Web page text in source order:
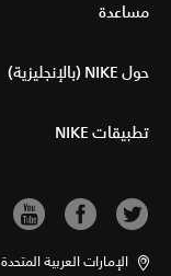
مساعدة
حول NIKE (بالإنجليزية)
تطبيقات NIKE
الإمارات العربية المتحدة